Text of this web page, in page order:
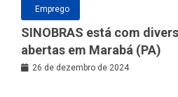
Emprego
SINOBRAS está com
abertas em Marabá (PA)
26 de dezembro de 2024